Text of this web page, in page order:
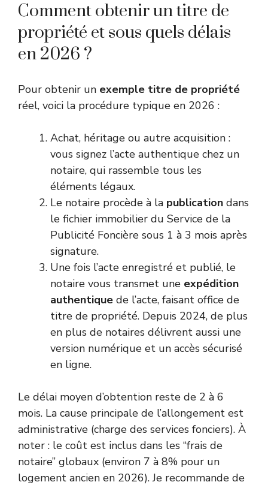
Comment obtenir un titre de
propriété et sous quels délais
en 2026 ?
Pour obtenir un exemple titre de propriété
réel, voici la procédure typique en 2026 :
Achat, héritage ou autre acquisition :
vous signez l’acte authentique chez un
notaire, qui rassemble tous les
éléments légaux.
Le notaire procède à la publication dans
le fichier immobilier du Service de la
Publicité Foncière sous 1 à 3 mois après
signature.
Une fois l’acte enregistré et publié, le
notaire vous transmet une expédition
authentique de l’acte, faisant office de
titre de propriété. Depuis 2024, de plus
en plus de notaires délivrent aussi une
version numérique et un accès sécurisé
en ligne.
Le délai moyen d’obtention reste de 2 à 6
mois. La cause principale de l’allongement est
administrative (charge des services fonciers). À
noter : le coût est inclus dans les “frais de
notaire” globaux (environ 7 à 8% pour un
logement ancien en 2026). Je recommande de